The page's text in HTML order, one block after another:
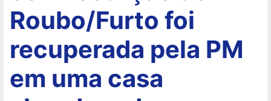
Roubo/Furto foi
recuperada pela PM
em uma casa